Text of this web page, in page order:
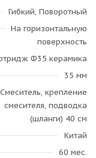
Гибкий, Поворотный
На горизонтальную
поверхность
Ф35 керамика
35 мм
Смеситель, крепление
смесителя, подводка
(шланги) 40 см
Китай
60 мес.